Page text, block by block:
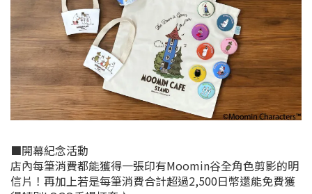
■開幕紀念活動
店內每筆消費都能獲得一張印有Moomin谷全角色剪影的明
信片！再加上若是每筆消費合計超過2,500日幣還能免費獲